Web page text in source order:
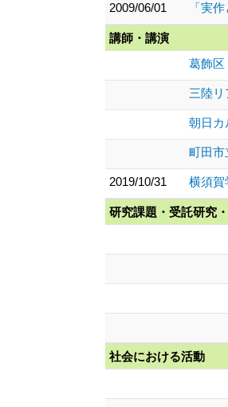
2009/06/01 「実
講師・講演
葛飾区
三陸リ
朝日カ
町田市
2019/10/31 横須賀
研究課題・受託研究
社会における活動